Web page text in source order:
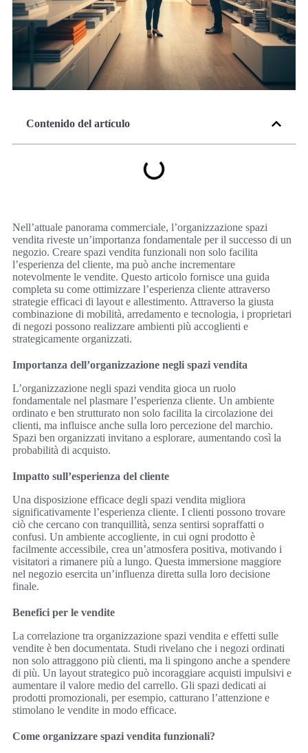
Contenido del artículo
Nell’attuale panorama commerciale, l’organizzazione spazi
vendita riveste un’importanza fondamentale per il successo di un
negozio. Creare spazi vendita funzionali non solo facilita
l’esperienza del cliente, ma può anche incrementare
notevolmente le vendite. Questo articolo fornisce una guida
completa su come ottimizzare l’esperienza cliente attraverso
strategie efficaci di layout e allestimento. Attraverso la giusta
combinazione di mobilità, arredamento e tecnologia, i proprietari
di negozi possono realizzare ambienti più accoglienti e
strategicamente organizzati.
Importanza dell’organizzazione negli spazi vendita
L’organizzazione negli spazi vendita gioca un ruolo
fondamentale nel plasmare l’esperienza cliente. Un ambiente
ordinato e ben strutturato non solo facilita la circolazione dei
clienti, ma influisce anche sulla loro percezione del marchio.
Spazi ben organizzati invitano a esplorare, aumentando così la
probabilità di acquisto.
Impatto sull’esperienza del cliente
Una disposizione efficace degli spazi vendita migliora
significativamente l’esperienza cliente. I clienti possono trovare
ciò che cercano con tranquillità, senza sentirsi sopraffatti o
confusi. Un ambiente accogliente, in cui ogni prodotto è
facilmente accessibile, crea un’atmosfera positiva, motivando i
visitatori a rimanere più a lungo. Questa immersione maggiore
nel negozio esercita un’influenza diretta sulla loro decisione
finale.
Benefici per le vendite
La correlazione tra organizzazione spazi vendita e effetti sulle
vendite è ben documentata. Studi rivelano che i negozi ordinati
non solo attraggono più clienti, ma li spingono anche a spendere
di più. Un layout strategico può incoraggiare acquisti impulsivi e
aumentare il valore medio del carrello. Gli spazi dedicati ai
prodotti promozionali, per esempio, catturano l’attenzione e
stimolano le vendite in modo efficace.
Come organizzare spazi vendita funzionali?